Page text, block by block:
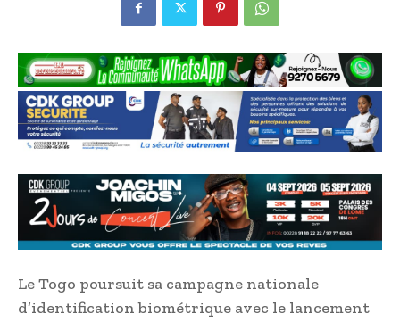
Le Togo poursuit sa campagne nationale
d’identification biométrique avec le lancement